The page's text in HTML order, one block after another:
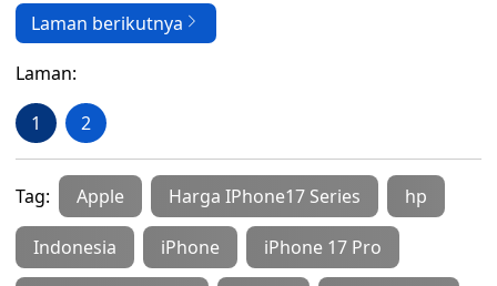
Laman berikutnya
Laman:
1 2
Tag: Apple Harga IPhone17 Series hp
Indonesia iPhone iPhone 17 Pro